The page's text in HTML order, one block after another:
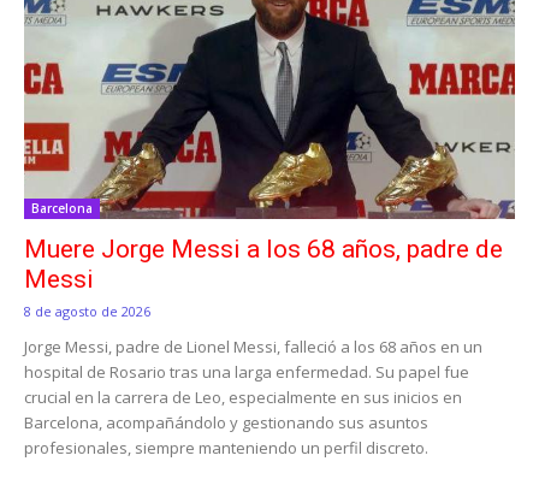
Barcelona
Muere Jorge Messi a los 68 años, padre de
Messi
8 de agosto de 2026
Jorge Messi, padre de Lionel Messi, falleció a los 68 años en un
hospital de Rosario tras una larga enfermedad. Su papel fue
crucial en la carrera de Leo, especialmente en sus inicios en
Barcelona, acompañándolo y gestionando sus asuntos
profesionales, siempre manteniendo un perfil discreto.